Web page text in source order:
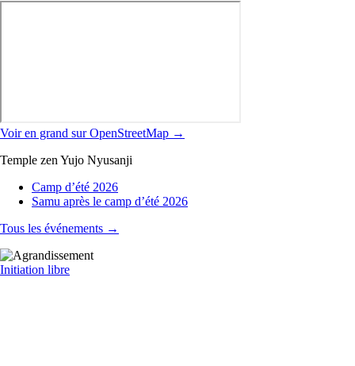
Voir en grand sur OpenStreetMap →
Temple zen Yujo Nyusanji
Camp d’été 2026
Samu après le camp d’été 2026
Tous les événements →
Initiation libre